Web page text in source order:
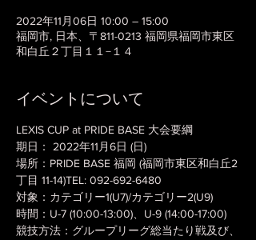
2022年11月06日 10:00 – 15:00
福岡市, 日本、〒811-0213 福岡県福岡市東区
和白丘２丁目１１−１４
イベントについて
LEXIS CUP at PRIDE BASE 大会要綱
期日： 2022年11月6日 (日)
場所：PRIDE BASE 福岡 (福岡市東区和白丘2
丁目 11-14)TEL: 092-692-6480
対象：カテゴリー1(U7)/カテゴリー2(U9)
時間：U-7 (10:00-13:00)、U-9 (14:00-17:00)
競技方法：グループリーグ総当たり戦及び、